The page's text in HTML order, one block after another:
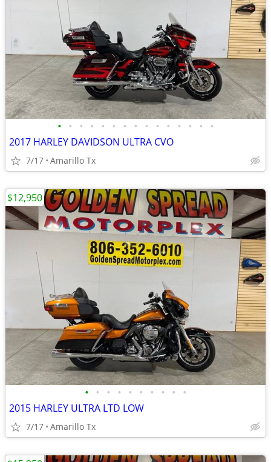
• • • • • • • • • • • • • • •
2017 HARLEY DAVIDSON ULTRA CVO
7/17 Amarillo Tx
• • • • • • • • • •
2015 HARLEY ULTRA LTD LOW
7/17 Amarillo Tx
$12,950